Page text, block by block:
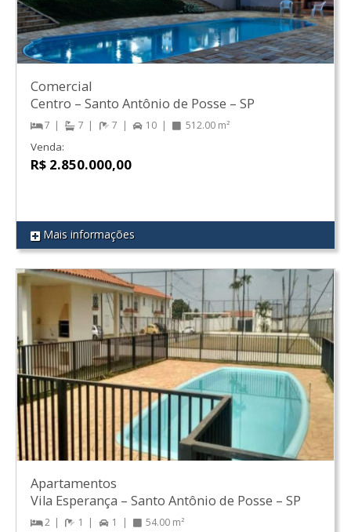
REF 51
Comercial
Centro – Santo Antônio de Posse – SP
7 7 7 10 512.00 m²
Venda:
R$ 2.850.000,00
Mais informações
Apartamentos
Vila Esperança – Santo Antônio de Posse – SP
2 1 1 54.00 m²